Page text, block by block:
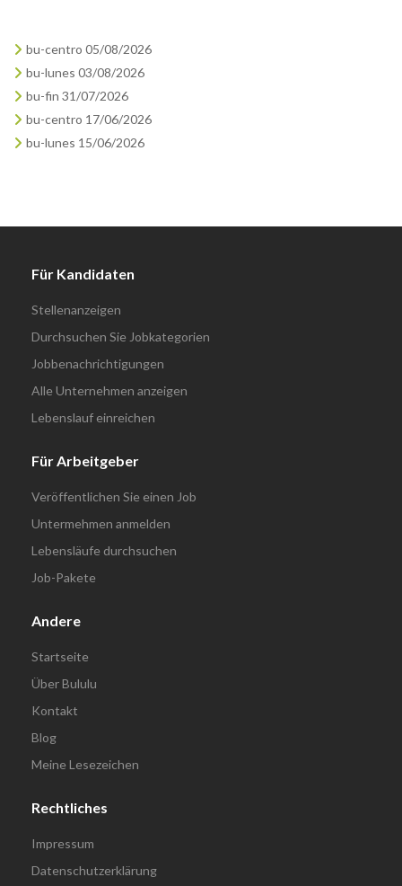
bu-centro 05/08/2026
bu-lunes 03/08/2026
bu-fin 31/07/2026
bu-centro 17/06/2026
bu-lunes 15/06/2026
Für Kandidaten
Stellenanzeigen
Durchsuchen Sie Jobkategorien
Jobbenachrichtigungen
Alle Unternehmen anzeigen
Lebenslauf einreichen
Für Arbeitgeber
Veröffentlichen Sie einen Job
Untermehmen anmelden
Lebensläufe durchsuchen
Job-Pakete
Andere
Startseite
Über Bululu
Kontakt
Blog
Meine Lesezeichen
Rechtliches
Impressum
Datenschutzerklärung